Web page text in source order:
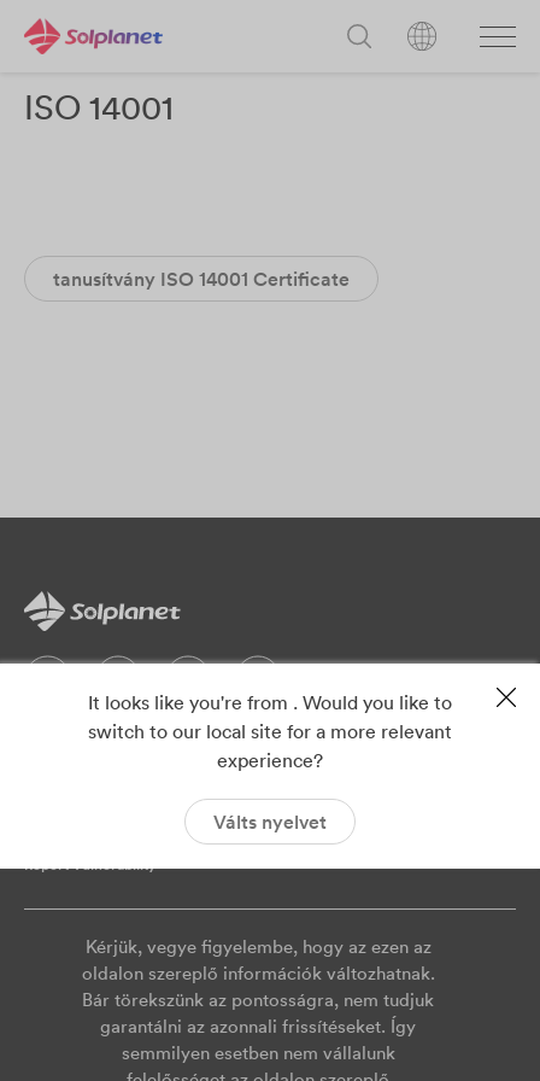
ISO 14001
tanusítvány ISO 14001 Certificate
Szolgáltatási megállapodás
Report Vulnerability
Kérjük, vegye figyelembe, hogy az ezen az
oldalon szereplő információk változhatnak.
Bár törekszünk az pontosságra, nem tudjuk
garantálni az azonnali frissítéseket. Így
semmilyen esetben nem vállalunk
It looks like you're from . Would you like to
switch to our local site for a more relevant
experience?
Válts nyelvet